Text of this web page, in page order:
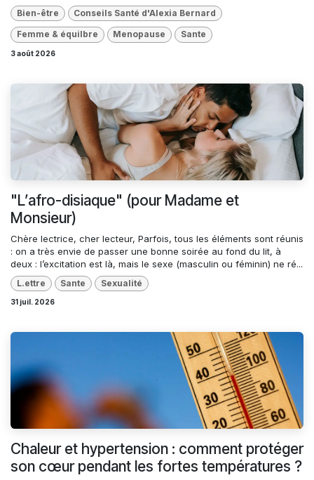
Bien-être Conseils Santé d'Alexia Bernard
Femme & équilbre Menopause Sante
3 août 2026
"L’afro-disiaque" (pour Madame et
Monsieur)
Chère lectrice, cher lecteur, Parfois, tous les éléments sont réunis
: on a très envie de passer une bonne soirée au fond du lit, à
deux : l’excitation est là, mais le sexe (masculin ou féminin) ne ré...
L.ettre Sante Sexualité
31 juil. 2026
Chaleur et hypertension : comment protéger
son cœur pendant les fortes températures ?